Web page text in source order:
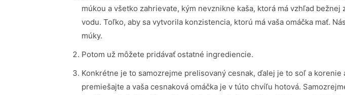
múkou a všetko zahrievate, kým nevznikne kaša, ktorá má vzhľad
vodu. Toľko, aby sa vytvorila konzistencia, ktorú má vaša omáčka mať.
múky.
Potom už môžete pridávať ostatné ingrediencie.
Konkrétne je to samozrejme prelisovaný cesnak, ďalej je to soľ a
premiešajte a vaša cesnaková omáčka je v túto chvíľu hotová.